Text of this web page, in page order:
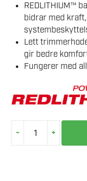
REDLITHIUM™
bidrar med
Lett
gir bedre
Fungerer med
- +